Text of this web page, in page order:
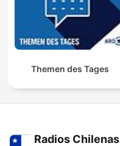
Themen des Tages
Radios Chilenas